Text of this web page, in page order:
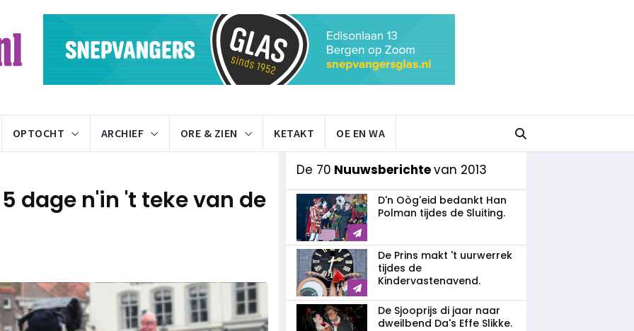
OPTOCHT ARCHIEF ORE & ZIEN KETAKT OE EN WA
dage n'in 't teke van de
De 70 Nuuwsberichtevan 2013
D'n Oòg'eid bedankt Han
Polman tijdes de Sluiting.
De Prins makt 't uurwerrek
tijdes de
Kindervastenavend.
De Sjooprijs di jaar naar
dweilbend Da's Effe Slikke.